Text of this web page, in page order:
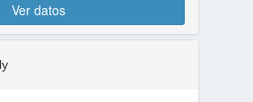
Ver datos